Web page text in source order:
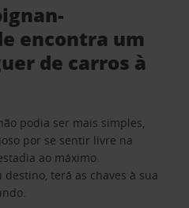
encontra um
de carros à
podia ser mais simples,
por se sentir livre na
ao máximo.
terá as chaves à sua